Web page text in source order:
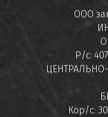
ООО
Р/с:
Кор/с: